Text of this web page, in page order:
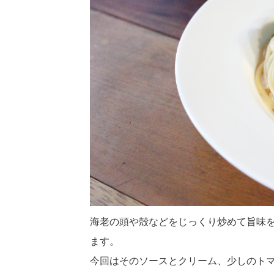
海老の頭や殻などをじっくり炒めて旨味
ます。
今回はそのソースとクリーム、少しのト